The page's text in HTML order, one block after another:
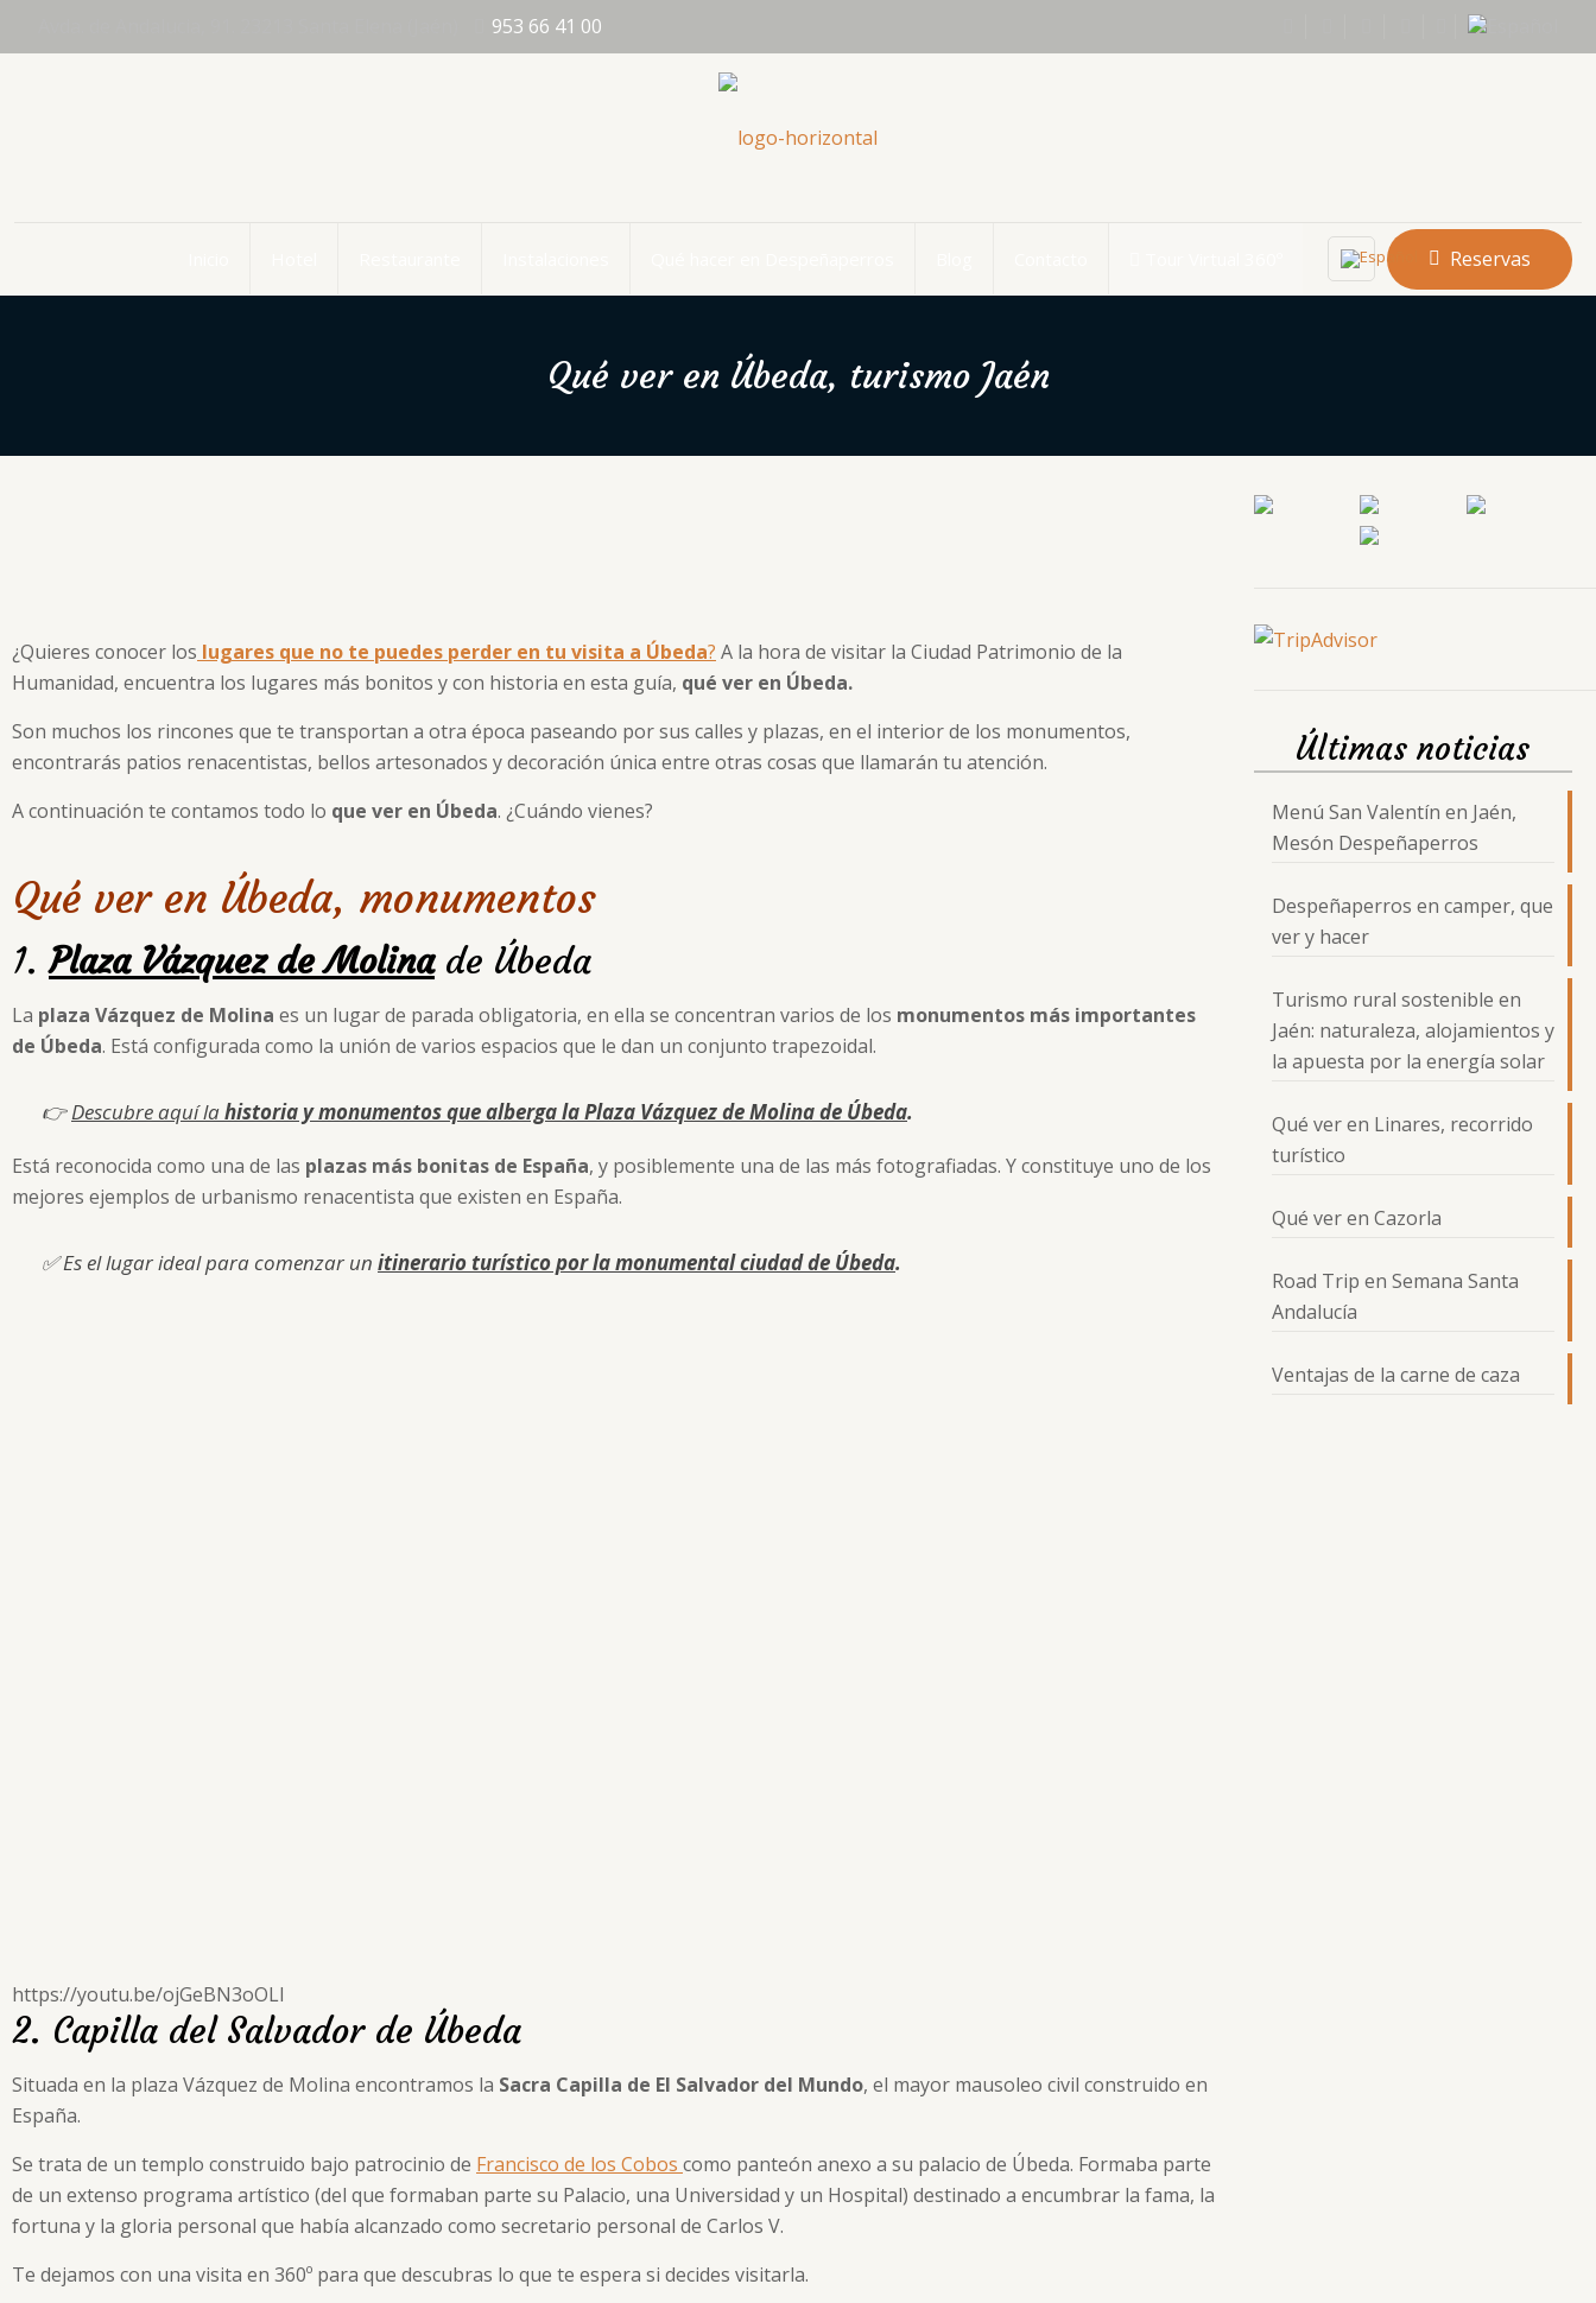
953 66 41 00
Reservas
Qué ver en Úbeda, turismo Jaén
¿Quieres conocer los lugares que no te puedes perder en tu visita a Úbeda? A la hora de visitar la Ciudad Patrimonio de la
Humanidad, encuentra los lugares más bonitos y con historia en esta guía, qué ver en Úbeda.
Son muchos los rincones que te transportan a otra época paseando por sus calles y plazas, en el interior de los monumentos,
encontrarás patios renacentistas, bellos artesonados y decoración única entre otras cosas que llamarán tu atención.
A continuación te contamos todo lo que ver en Úbeda. ¿Cuándo vienes?
Qué ver en Úbeda, monumentos
1.Plaza Vázquez de Molinade Úbeda
La plaza Vázquez de Molina es un lugar de parada obligatoria, en ella se concentran varios de los monumentos más importantes
de Úbeda. Está configurada como la unión de varios espacios que le dan un conjunto trapezoidal.
👉Descubre aquí lahistoria y monumentos que alberga la Plaza Vázquez de Molina de Úbeda.
Está reconocida como una de las plazas más bonitas de España, y posiblemente una de las más fotografiadas. Y constituye uno de los
mejores ejemplos de urbanismo renacentista que existen en España.
✅Es el lugar ideal para comenzar un itinerario turístico por la monumental ciudad de Úbeda.
https://youtu.be/ojGeBN3oOLI
2. Capilla del Salvador de Úbeda
Situada en la plaza Vázquez de Molina encontramos la Sacra Capilla de El Salvador del Mundo, el mayor mausoleo civil construido en
España.
Se trata de un templo construido bajo patrocinio de Francisco de los Cobos como panteón anexo a su palacio de Úbeda. Formaba parte
de un extenso programa artístico (del que formaban parte su Palacio, una Universidad y un Hospital)​ destinado a encumbrar la fama, la
fortuna y la gloria personal que había alcanzado como secretario personal de Carlos V.
Te dejamos con una visita en 360º para que descubras lo que te espera si decides visitarla.
Últimas noticias
Menú San Valentín en Jaén,
Mesón Despeñaperros
Despeñaperros en camper, que
ver y hacer
Turismo rural sostenible en
Jaén: naturaleza, alojamientos y
la apuesta por la energía solar
Qué ver en Linares, recorrido
turístico
Qué ver en Cazorla
Road Trip en Semana Santa
Andalucía
Ventajas de la carne de caza